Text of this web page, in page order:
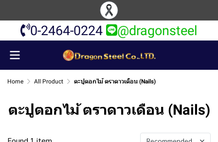
0-2464-0224 @dragonsteel
Home All Product ตะปูตอกไม้ ตราดาวเดือน (Nails)
ตะปูตอกไม้ ตราดาวเดือน (Nails)